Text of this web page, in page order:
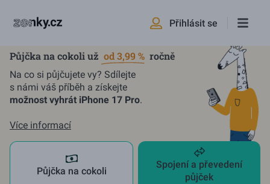
Přihlásit se
Půjčka na cokoli už od 3,99 % ročně
Na co si půjčujete vy? Sdílejte
s námi váš příběh a získejte
možnost vyhrát iPhone 17 Pro.
Více informací
Půjčka na cokoli
Spojení a převedení
půjček